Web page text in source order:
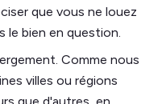
que vous ne louez
le bien en question.
Comme nous
villes ou régions